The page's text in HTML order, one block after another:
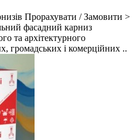
Прорахувати / Замовити >
фасадний карниз
та архітектурного
громадських і комерційних ..